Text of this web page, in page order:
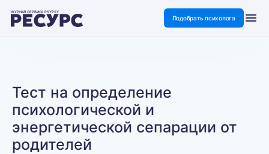
ЖУРНАЛ СЕРВИСА PSYPSY
Подобрать психолога
Тест на определение
психологической и
энергетической сепарации от
родителей